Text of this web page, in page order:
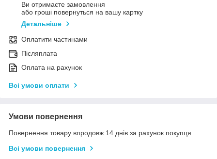
Ви отримаєте замовлення
або гроші повернуться на вашу картку
Детальніше
Оплатити частинами
Післяплата
Оплата на рахунок
Всі умови оплати
Умови повернення
Повернення товару впродовж 14 днів за рахунок покупця
Всі умови повернення